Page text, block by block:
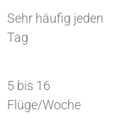
Sehr häufig jeden
Tag
5 bis 16
Flüge/Woche